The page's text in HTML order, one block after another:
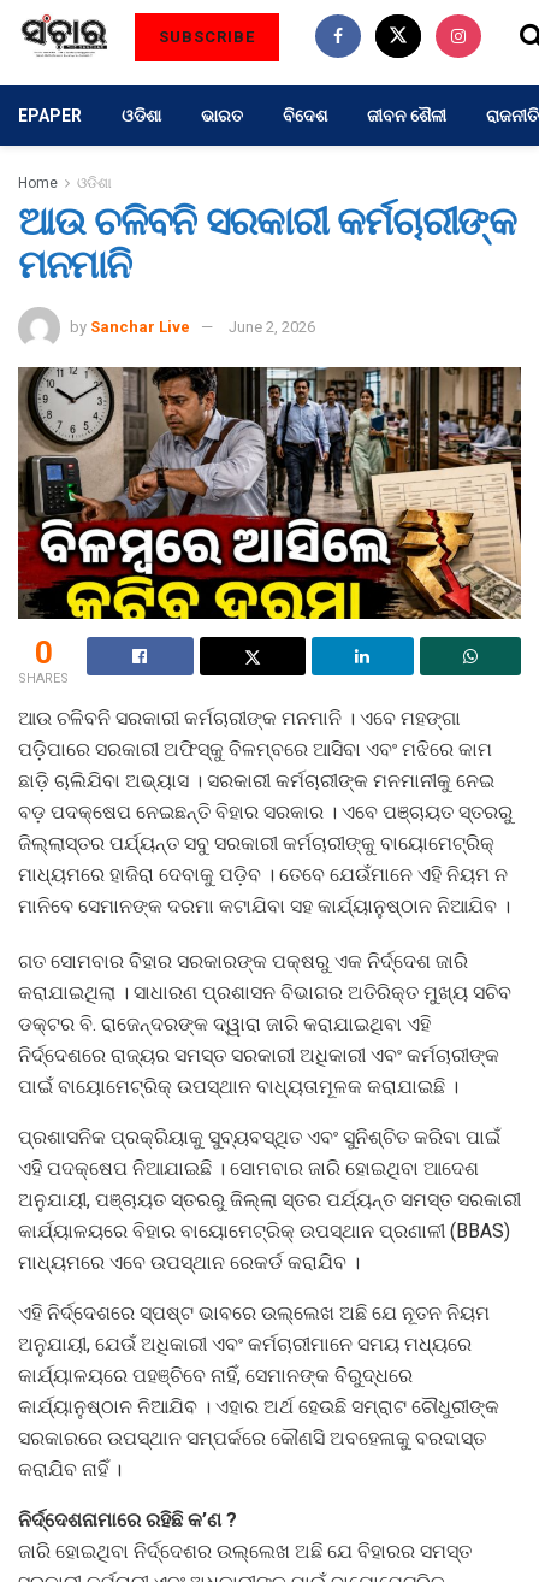
SUBSCRIBE
EPAPER ଓଡିଶା ଭାରତ ବିଦେଶ ଜୀବନ ଶୈଳୀ ରାଜନୀତି
Home ଓଡିଶା
ଆଉ ଚଳିବନି ସରକାରୀ କର୍ମଚାରୀଙ୍କ
ମନମାନି
by Sanchar Live June 2, 2026
0
SHARES
ଆଉ ଚଳିବନି ସରକାରୀ କର୍ମଚାରୀଙ୍କ ମନମାନି । ଏବେ ମହଙ୍ଗା
ପଡ଼ିପାରେ ସରକାରୀ ଅଫିସ୍‌କୁ ବିଳମ୍ବରେ ଆସିବା ଏବଂ ମଝିରେ କାମ
ଛାଡ଼ି ଚାଲିଯିବା ଅଭ୍ୟାସ । ସରକାରୀ କର୍ମଚାରୀଙ୍କ ମନମାନୀକୁ ନେଇ
ବଡ଼ ପଦକ୍ଷେପ ନେଇଛନ୍ତି ବିହାର ସରକାର । ଏବେ ପଞ୍ଚାୟତ ସ୍ତରରୁ
ଜିଲ୍ଲାସ୍ତର ପର୍ଯ୍ୟନ୍ତ ସବୁ ସରକାରୀ କର୍ମଚାରୀଙ୍କୁ ବାୟୋମେଟ୍ରିକ୍‌
ମାଧ୍ୟମରେ ହାଜିରା ଦେବାକୁ ପଡ଼ିବ । ତେବେ ଯେଉଁମାନେ ଏହି ନିୟମ ନ
ମାନିବେ ସେମାନଙ୍କ ଦରମା କଟାଯିବା ସହ କାର୍ଯ୍ୟାନୁଷ୍ଠାନ ନିଆଯିବ ।
ଗତ ସୋମବାର ବିହାର ସରକାରଙ୍କ ପକ୍ଷରୁ ଏକ ନିର୍ଦ୍ଦେଶ ଜାରି
କରାଯାଇଥିଲା । ସାଧାରଣ ପ୍ରଶାସନ ବିଭାଗର ଅତିରିକ୍ତ ମୁଖ୍ୟ ସଚିବ
ଡକ୍ଟର ବି. ରାଜେନ୍ଦରଙ୍କ ଦ୍ୱାରା ଜାରି କରାଯାଇଥିବା ଏହି
ନିର୍ଦ୍ଦେଶରେ ରାଜ୍ୟର ସମସ୍ତ ସରକାରୀ ଅଧିକାରୀ ଏବଂ କର୍ମଚାରୀଙ୍କ
ପାଇଁ ବାୟୋମେଟ୍ରିକ୍ ଉପସ୍ଥାନ ବାଧ୍ୟତାମୂଳକ କରାଯାଇଛି ।
ପ୍ରଶାସନିକ ପ୍ରକ୍ରିୟାକୁ ସୁବ୍ୟବସ୍ଥିତ ଏବଂ ସୁନିଶ୍ଚିତ କରିବା ପାଇଁ
ଏହି ପଦକ୍ଷେପ ନିଆଯାଇଛି । ସୋମବାର ଜାରି ହୋଇଥିବା ଆଦେଶ
ଅନୁଯାୟୀ, ପଞ୍ଚାୟତ ସ୍ତରରୁ ଜିଲ୍ଲା ସ୍ତର ପର୍ଯ୍ୟନ୍ତ ସମସ୍ତ ସରକାରୀ
କାର୍ଯ୍ୟାଳୟରେ ବିହାର ବାୟୋମେଟ୍ରିକ୍ ଉପସ୍ଥାନ ପ୍ରଣାଳୀ (BBAS)
ମାଧ୍ୟମରେ ଏବେ ଉପସ୍ଥାନ ରେକର୍ଡ କରାଯିବ ।
ଏହି ନିର୍ଦ୍ଦେଶରେ ସ୍ପଷ୍ଟ ଭାବରେ ଉଲ୍ଲେଖ ଅଛି ଯେ ନୂତନ ନିୟମ
ଅନୁଯାୟୀ, ଯେଉଁ ଅଧିକାରୀ ଏବଂ କର୍ମଚାରୀମାନେ ସମୟ ମଧ୍ୟରେ
କାର୍ଯ୍ୟାଳୟରେ ପହଞ୍ଚିବେ ନାହିଁ, ସେମାନଙ୍କ ବିରୁଦ୍ଧରେ
କାର୍ଯ୍ୟାନୁଷ୍ଠାନ ନିଆଯିବ । ଏହାର ଅର୍ଥ ହେଉଛି ସମ୍ରାଟ ଚୌଧୁରୀଙ୍କ
ସରକାରରେ ଉପସ୍ଥାନ ସମ୍ପର୍କରେ କୌଣସି ଅବହେଳାକୁ ବରଦାସ୍ତ
କରାଯିବ ନାହିଁ ।
ନିର୍ଦ୍ଦେଶନାମାରେ ରହିଛି କ’ଣ ?
ଜାରି ହୋଇଥିବା ନିର୍ଦ୍ଦେଶର ଉଲ୍ଲେଖ ଅଛି ଯେ ବିହାରର ସମସ୍ତ